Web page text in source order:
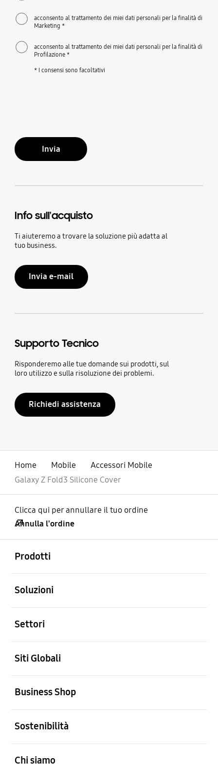
acconsento al trattamento dei miei dati personali per la finalità di
Marketing *
acconsento al trattamento dei miei dati personali per la finalità di
Profilazione *
* I consensi sono facoltativi
Invia
Info sull'acquisto
Ti aiuteremo a trovare la soluzione più adatta al
tuo business.
Invia e-mail
Supporto Tecnico
Risponderemo alle tue domande sui prodotti, sul
loro utilizzo e sulla risoluzione dei problemi.
Richiedi assistenza
Home Mobile
Accessori Mobile
Galaxy Z Fold3 Silicone Cover
Clicca qui per annullare il tuo ordine
Annulla l'ordine
Prodotti
Soluzioni
Settori
Siti Globali
Business Shop
Sostenibilità
Chi siamo